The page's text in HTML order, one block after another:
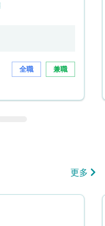
全職 兼職
更多